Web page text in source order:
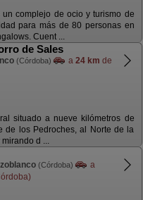
un complejo de ocio y turismo de
para más de 80 personas en
Cuent ...
de Sales
(Córdoba) a 24 km de
situado a nueve kilómetros de
de los Pedroches, al Norte de la
d ...
(Córdoba)
a